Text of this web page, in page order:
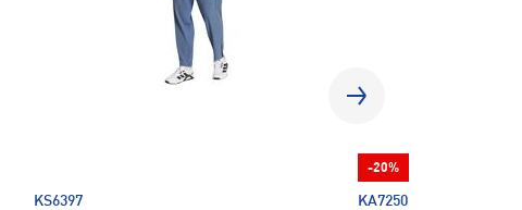
KS6397
KA7250
-20%